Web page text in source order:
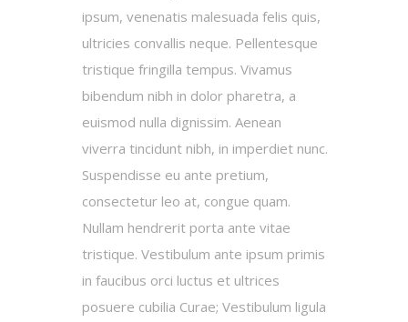
ipsum, venenatis malesuada felis quis,
ultricies convallis neque. Pellentesque
tristique fringilla tempus. Vivamus
bibendum nibh in dolor pharetra, a
euismod nulla dignissim. Aenean
viverra tincidunt nibh, in imperdiet nunc.
Suspendisse eu ante pretium,
consectetur leo at, congue quam.
Nullam hendrerit porta ante vitae
tristique. Vestibulum ante ipsum primis
in faucibus orci luctus et ultrices
posuere cubilia Curae; Vestibulum ligula